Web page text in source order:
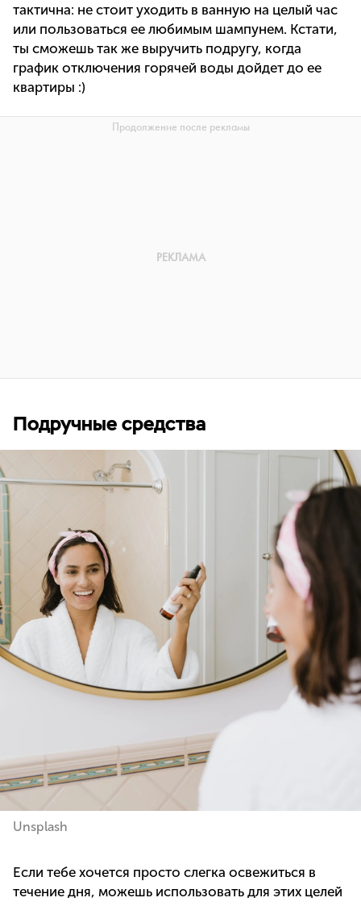
тактична: не стоит уходить в ванную на целый час
или пользоваться ее любимым шампунем. Кстати,
ты сможешь так же выручить подругу, когда
график отключения горячей воды дойдет до ее
квартиры :)
Подручные средства
Unsplash
Если тебе хочется просто слегка освежиться в
течение дня, можешь использовать для этих целей